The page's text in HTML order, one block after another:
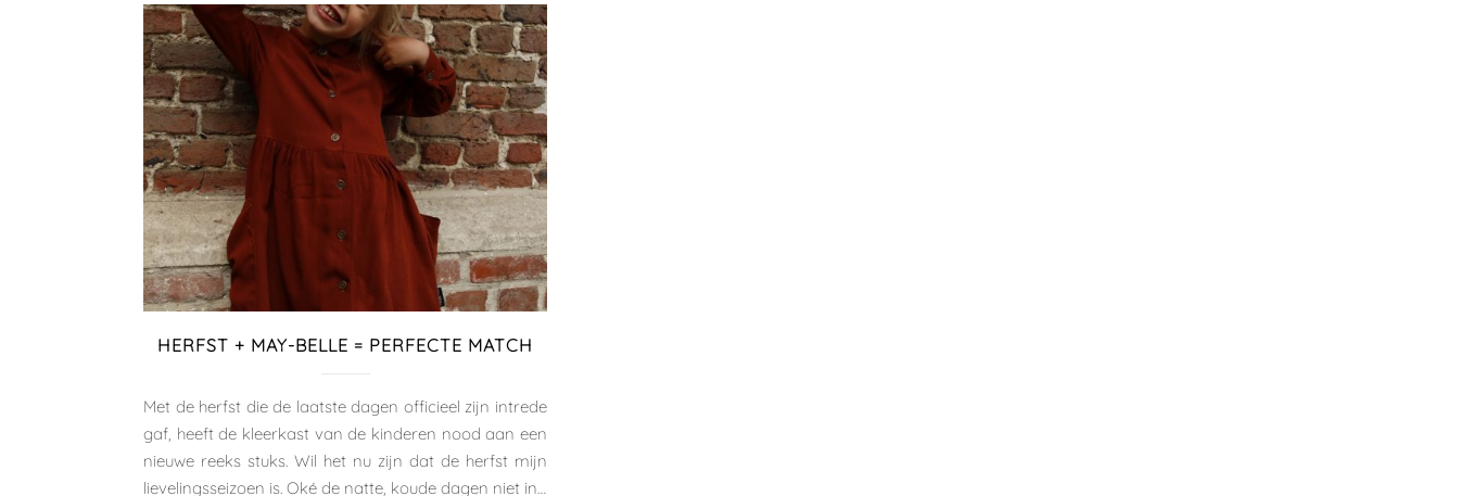
HERFST + MAY-BELLE = PERFECTE MATCH
Met de herfst die de laatste dagen officieel zijn intrede
gaf, heeft de kleerkast van de kinderen nood aan een
nieuwe reeks stuks. Wil het nu zijn dat de herfst mijn
lievelingsseizoen is. Oké de natte, koude dagen niet in…